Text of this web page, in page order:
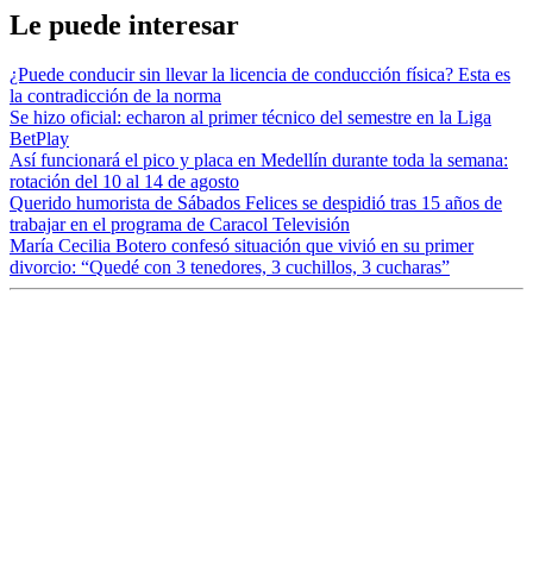
Le puede interesar
¿Puede conducir sin llevar la licencia de conducción física? Esta es
la contradicción de la norma
Se hizo oficial: echaron al primer técnico del semestre en la Liga
BetPlay
Así funcionará el pico y placa en Medellín durante toda la semana:
rotación del 10 al 14 de agosto
Querido humorista de Sábados Felices se despidió tras 15 años de
trabajar en el programa de Caracol Televisión
María Cecilia Botero confesó situación que vivió en su primer
divorcio: “Quedé con 3 tenedores, 3 cuchillos, 3 cucharas”